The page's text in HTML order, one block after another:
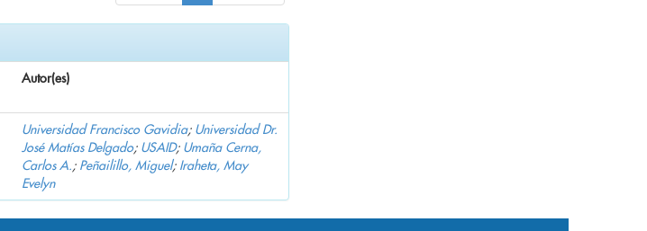
Autor(es)
Universidad Francisco Gavidia; Universidad Dr.
José Matías Delgado; USAID; Umaña Cerna,
Carlos A.; Peñailillo, Miguel; Iraheta, May
Evelyn